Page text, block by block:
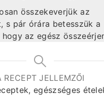
összekeverjük az
s pár órára betesszük a
az egész
RECEPT JELLEMZŐI
egészséges